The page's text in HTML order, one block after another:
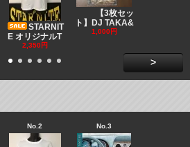
STARNIT
E オリジナルT
2,350円
【3枚セッ
ト】DJ TAKA&
1,000円
>
No.2 No.3